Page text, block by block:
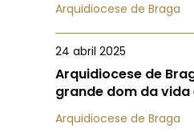
Arquidiocese de Braga
24 abril 2025
Arquidiocese de
grande dom da vida
Arquidiocese de Braga